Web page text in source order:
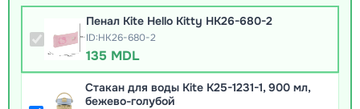
Пенал Kite Hello Kitty HK26-680-2
ID:HK26-680-2
135 MDL
Стакан для воды Kite K25-1231-1, 900 мл,
бежево-голубой